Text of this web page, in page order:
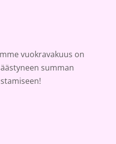
vuokravakuus on
summan